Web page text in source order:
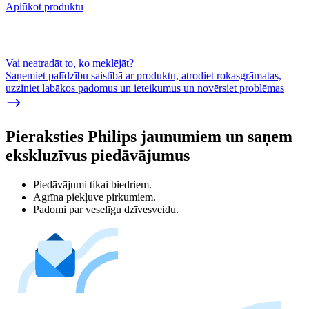
Aplūkot produktu
Vai neatradāt to, ko meklējāt?
Saņemiet palīdzību saistībā ar produktu, atrodiet rokasgrāmatas,
uzziniet labākos padomus un ieteikumus un novērsiet problēmas
Pieraksties Philips jaunumiem un saņem
ekskluzīvus piedāvājumus
Piedāvājumi tikai biedriem.
Agrīna piekļuve pirkumiem.
Padomi par veselīgu dzīvesveidu.